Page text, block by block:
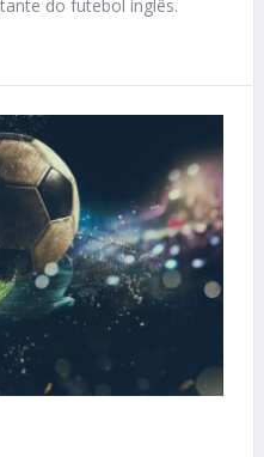
do futebol inglês.